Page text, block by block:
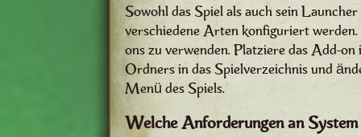
Sowohl das Spiel als auch sein
verschiedene Arten konfiguriert
ons zu verwenden. Platziere das Add-
Ordners in das Spielverzeichnis und
Menü des Spiels.
Welche Anforderungen an